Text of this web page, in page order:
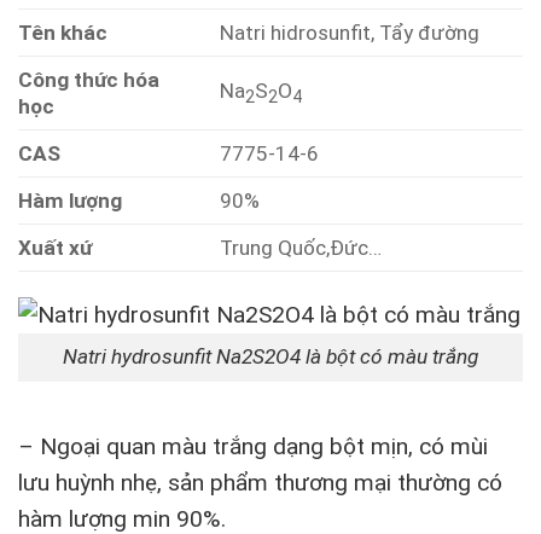
Tên khác
Natri hidrosunfit, Tẩy đường
Công thức hóa
học
Na2S2O4
CAS
7775-14-6
Hàm lượng
90%
Xuất xứ
Trung Quốc,Đức…
Natri hydrosunfit Na2S2O4 là bột có màu trắng
– Ngoại quan màu trắng dạng bột mịn, có mùi
lưu huỳnh nhẹ, sản phẩm thương mại thường có
hàm lượng min 90%.